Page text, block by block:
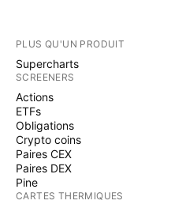
PLUS QU'UN PRODUIT
Supercharts
SCREENERS
Actions
ETFs
Obligations
Crypto coins
Paires CEX
Paires DEX
Pine
CARTES THERMIQUES